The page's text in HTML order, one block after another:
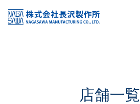
KSS加盟店・取扱店情報
店舗一覧
店舗一覧